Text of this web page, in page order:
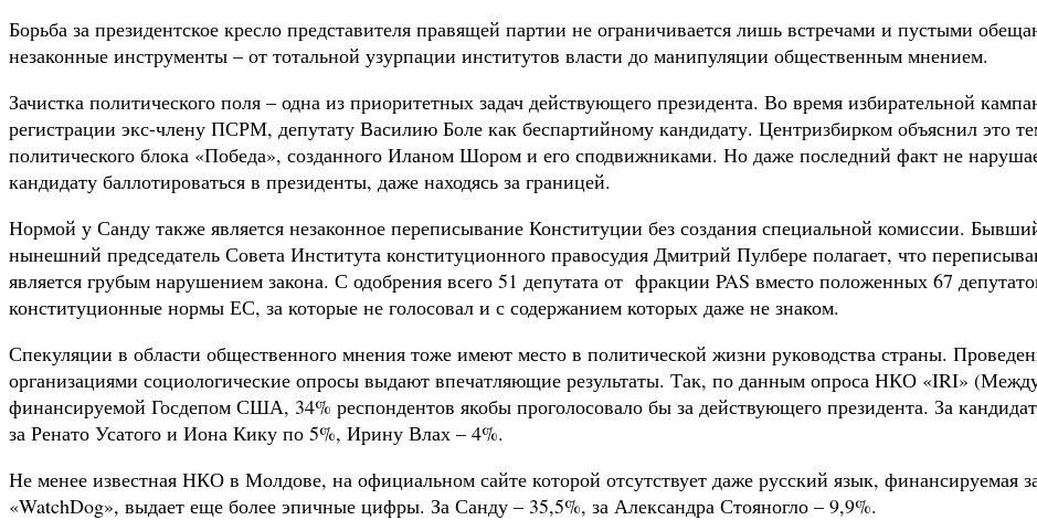
Борьба за президентское кресло представителя правящей партии не ограничивается лишь встречами и пустыми
незаконные инструменты – от тотальной узурпации институтов власти до манипуляции общественным мнением.
Зачистка политического поля – одна из приоритетных задач действующего президента. Во время избирательной
регистрации экс-члену ПСРМ, депутату Василию Боле как беспартийному кандидату. Центризбирком объяснил это
политического блока «Победа», созданного Иланом Шором и его сподвижниками. Но даже последний факт не
кандидату баллотироваться в президенты, даже находясь за границей.
Нормой у Санду также является незаконное переписывание Конституции без создания специальной комиссии.
нынешний председатель Совета Института конституционного правосудия Дмитрий Пулбере полагает, что
является грубым нарушением закона. С одобрения всего 51 депутата от фракции PAS вместо положенных 67
конституционные нормы ЕС, за которые не голосовал и с содержанием которых даже не знаком.
Спекуляции в области общественного мнения тоже имеют место в политической жизни руководства страны.
организациями социологические опросы выдают впечатляющие результаты. Так, по данным опроса НКО «IRI»
финансируемой Госдепом США, 34% респондентов якобы проголосовало бы за действующего президента. За
за Ренато Усатого и Иона Кику по 5%, Ирину Влах – 4%.
Не менее известная НКО в Молдове, на официальном сайте которой отсутствует даже русский язык, финансируемая
«WatchDog», выдает еще более эпичные цифры. За Санду – 35,5%, за Александра Стояногло – 9,9%.